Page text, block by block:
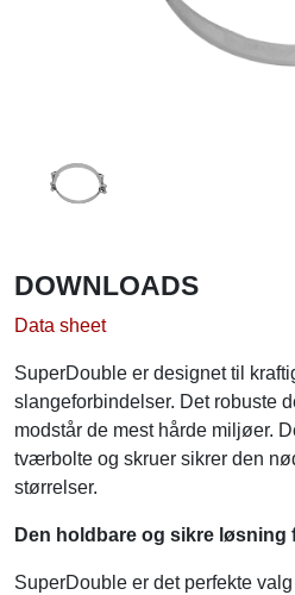
DOWNLOADS
Data sheet
SuperDouble er designet til
slangeforbindelser. Det robuste
modstår de mest hårde miljøer.
tværbolte og skruer sikrer den
størrelser.
Den holdbare og sikre løsning
SuperDouble er det perfekte